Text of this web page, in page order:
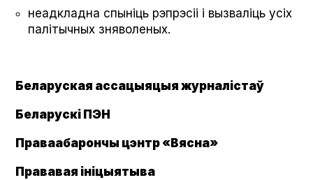
неадкладна спыніць рэпрэсіі і вызваліць усіх
палітычных зняволеных.
Беларуская ассацыяцыя журналістаў
Беларускі ПЭН
Праваабарончы цэнтр «Вясна»
Прававая ініцыятыва